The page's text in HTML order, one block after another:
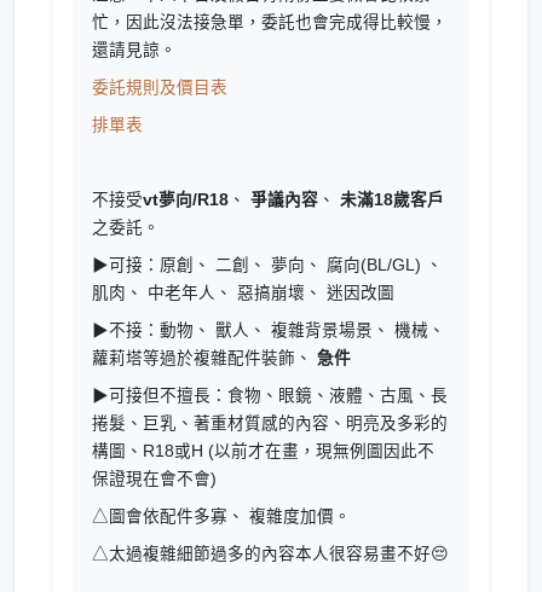
忙，因此沒法接急單，委託也會完成得比較慢，
還請見諒。
委託規則及價目表
排單表
不接受vt夢向/R18 、 爭議內容 、 未滿18歲客戶
之委託。
▶可接：原創、 二創、 夢向、 腐向(BL/GL) 、
肌肉、 中老年人、 惡搞崩壞、 迷因改圖
▶不接：動物、 獸人、 複雜背景場景、 機械、
蘿莉塔等過於複雜配件裝飾、 急件
▶可接但不擅長：食物、眼鏡、液體、古風、長
捲髮、巨乳、著重材質感的內容、明亮及多彩的
構圖、R18或H (以前才在畫，現無例圖因此不
保證現在會不會)
△圖會依配件多寡、 複雜度加價。
△太過複雜細節過多的內容本人很容易畫不好😔